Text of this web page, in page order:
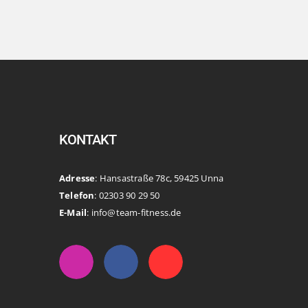
KONTAKT
Adresse: Hansastraße 78c, 59425 Unna
Telefon: 02303 90 29 50
E-Mail: info@team-fitness.de